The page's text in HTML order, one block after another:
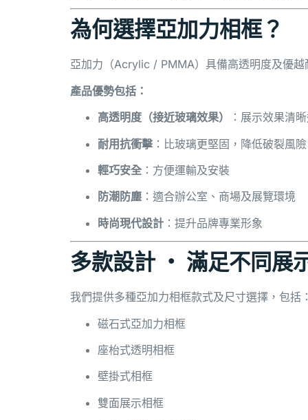
為何選擇亞加力相框？
亞加力（Acrylic / PMMA）具備高透明度及優
產品優勢包括：
高透明度（接近玻璃效果）
：展示效果清
耐用抗衝擊：比玻璃更堅固，降低破裂風險
輕巧安全 ：方便運輸及安裝
防潮防塵 ：適合辦公室、商場及展覽環境
時尚現代設計 ：提升品牌專業形象
多款設計 ‧ 滿足不同展
我們提供多種亞加力相框款式及尺寸選擇，包括
磁石式亞加力相框
座枱式透明相框
壁掛式相框
雙面展示相框